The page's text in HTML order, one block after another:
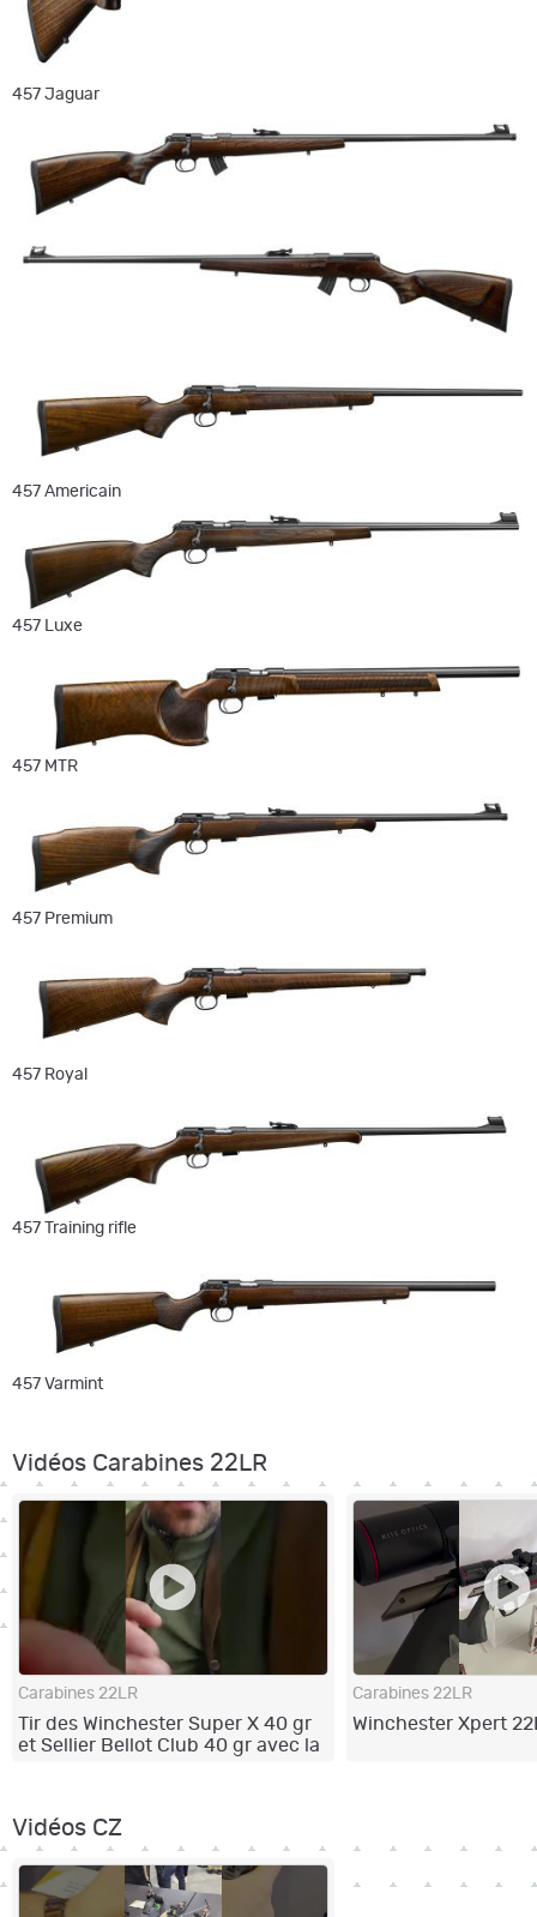
457 Jaguar
457 Americain
457 Luxe
457 MTR
457 Premium
457 Royal
457 Training rifle
457 Varmint
Vidéos Carabines 22LR
Carabines 22LR
Tir des Winchester Super X 40 gr
et Sellier Bellot Club 40 gr avec la
Carabines 22LR
Winchester Xpert
Vidéos CZ